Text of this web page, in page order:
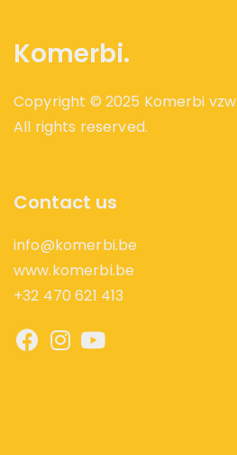
Komerbi.
Copyright © 2025 Komerbi vzw.
All rights reserved.
Contact us
info@komerbi.be
www.komerbi.be
+32 470 621 413